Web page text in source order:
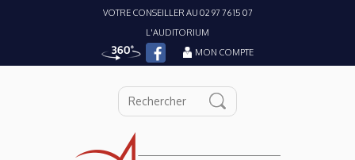
VOTRE CONSEILLER AU 02 97 76 15 07
L'AUDITORIUM
MON COMPTE